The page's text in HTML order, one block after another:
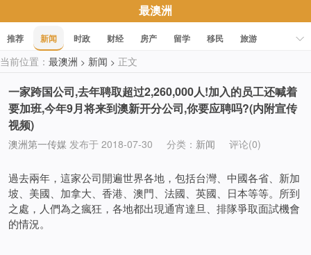
最澳洲
推荐 新闻 时政 财经 房产 留学 移民
旅游
科技
职场 美食 文化
当前位置： 最澳洲 > 新闻 > 正文
一家跨国公司,去年聘取超过2,260,000人!加入的员工还喊着
要加班,今年9月将来到澳新开分公司,你要应聘吗?(内附宣传
视频)
澳洲第一传媒 发布于 2018-07-30 分类： 新闻 评论(0)
過去兩年，這家公司開遍世界各地，包括台灣、中國各省、新加
坡、美國、加拿大、香港、澳門、法國、英國、日本等等。所到
之處，人們為之瘋狂，各地都出現通宵達旦、排隊爭取面試機會
的情況。